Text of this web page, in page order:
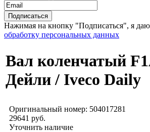
Нажимая на кнопку "Подписаться", я даю
обработку персональных данных
Вал коленчатый
Дейли / Iveco Daily
Оригинальный номер: 504017281
29641 руб.
Уточнить наличие